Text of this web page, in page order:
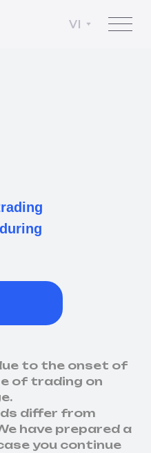
to the onset of
of trading on
differ from
have prepared a
you continue